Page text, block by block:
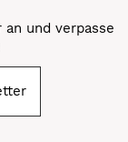
und verpasse